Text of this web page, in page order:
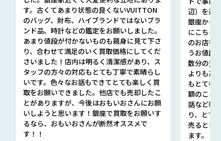
す。古くてあまり状態の良くないVUITTON
のバッグ、財布、ハイブランドではないブラ
ンド品、時計などの鑑定をお願いしました。
あまり値段が付かないものも親身に見て下さ
り、合わせて満足のいく買取価格にしてくだ
さいました！店内は明るく清潔感があり、ス
タッフの方々の対応もとても丁寧で素晴らし
いです。色々なお話もできてとても楽しく買
取をお願いできました。他店でも売却したこ
とがありますが、今後はおもいおさんにお願
いしようと思います！銀座で買取をお願いす
るなら、おもいおさんが断然オススメで
す！！
辺）を選
銀座から
にこちら
のお店も
うお値段
数分の査
よりも高
もとても
額のこと
話など細
り、とて
売るとき
ます。